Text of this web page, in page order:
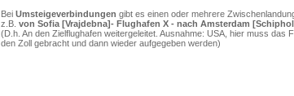
Bei Umsteigeverbindungen gibt es einen oder mehrere
z.B. von Sofia [Vrajdebna]- Flughafen X - nach Amsterdam
(D.h. An den Zielflughafen weitergeleitet. Ausnahme: USA, hier muss das
den Zoll gebracht und dann wieder aufgegeben werden)